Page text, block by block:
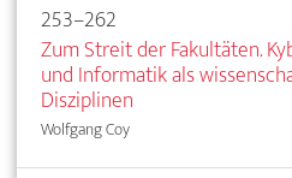
253–262
Zum Streit der Fakultäten.
und Informatik als
Disziplinen
Wolfgang Coy